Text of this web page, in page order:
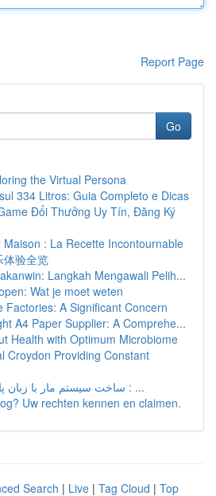
Report Page
Go
the Virtual Persona
334 Litros: Guia Completo e Dicas
Đổi Thưởng Uy Tín, Đăng Ký
Maison : La Recette Incontournable
体验全览
Langkah Mengawali Pelih...
Wat je moet weten
Factories: A Significant Concern
A4 Paper Supplier: A Comprehe...
Health with Optimum Microbiome
Croydon Providing Constant
ساخت سیستم مار با زبان پایتون و لاک‌پشت : ...
Uw rechten kennen en claimen.
Search | Live | Tag Cloud | Top